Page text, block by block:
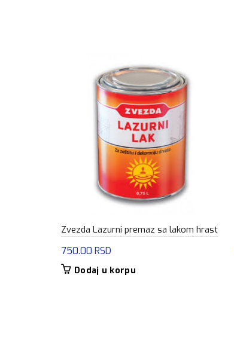
Zvezda Lazurni premaz sa lakom hrast
750.00 RSD
Dodaj u korpu